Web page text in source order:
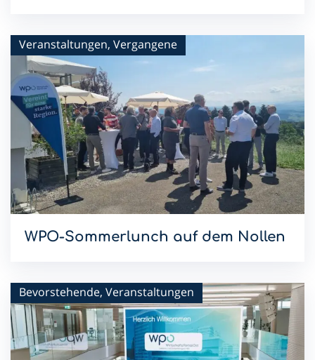
Veranstaltungen, Vergangene
WPO-Sommerlunch auf dem Nollen
Bevorstehende, Veranstaltungen